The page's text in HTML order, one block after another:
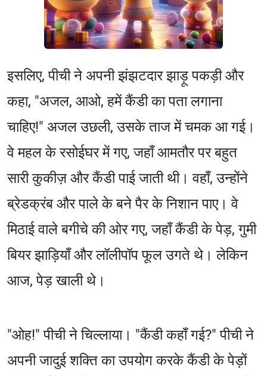
इसलिए, पीची ने अपनी झंझटदार झाड़ू पकड़ी और
कहा, "अजल, आओ, हमें कैंडी का पता लगाना
चाहिए!" अजल उछली, उसके ताज में चमक आ गई।
वे महल के रसोईघर में गए, जहाँ आमतौर पर बहुत
सारी कुकीज़ और कैंडी पाई जाती थी। वहाँ, उन्होंने
ब्रेडक्रंब और पाले के बने पैर के निशान पाए। वे
मिठाई वाले बगीचे की ओर गए, जहाँ कैंडी के पेड़, गुमी
बियर झाड़ियाँ और लॉलीपॉप फूल उगते थे। लेकिन
आज, पेड़ खाली थे।
"ओह!" पीची ने चिल्लाया। "कैंडी कहाँ गई?" पीची ने
अपनी जादुई शक्ति का उपयोग करके कैंडी के पेड़ों